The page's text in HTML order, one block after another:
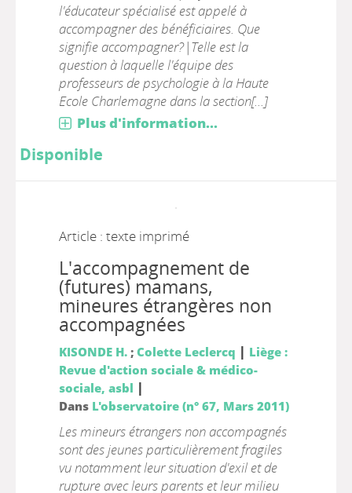
l'éducateur spécialisé est appelé à
accompagner des bénéficiaires. Que
signifie accompagner?|Telle est la
question à laquelle l'équipe des
professeurs de psychologie à la Haute
Ecole Charlemagne dans la section[...]
Plus d'information...
Disponible
Article : texte imprimé
L'accompagnement de
(futures) mamans,
mineures étrangères non
accompagnées
KISONDE H.; Colette Leclercq | Liège :
Revue d'action sociale & médico-
sociale, asbl |
Dans L'observatoire (n° 67, Mars 2011)
Les mineurs étrangers non accompagnés
sont des jeunes particulièrement fragiles
vu notamment leur situation d'exil et de
rupture avec leurs parents et leur milieu